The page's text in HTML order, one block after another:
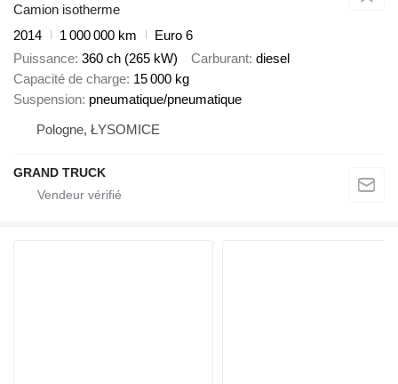
Camion isotherme
2014
1 000 000 km
Euro 6
Puissance 360 ch (265 kW) Carburant diesel
Capacité de charge 15 000 kg
Suspension pneumatique/pneumatique
Pologne, ŁYSOMICE
GRAND TRUCK